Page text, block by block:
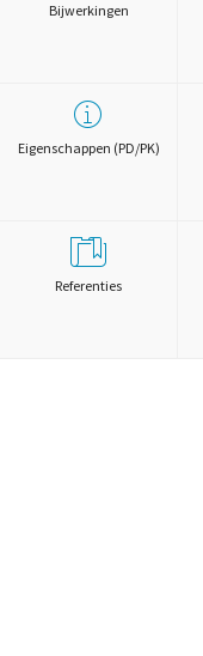
Bijwerkingen
Eigenschappen (PD/PK)
Referenties